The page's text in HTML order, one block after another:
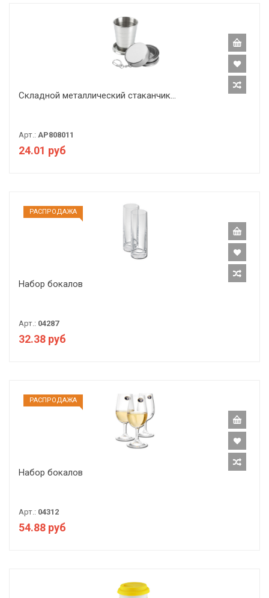
Складной металлический стаканчик...
Арт.: AP808011
24.01 руб
РАCПРОДАЖА
Набор бокалов
Арт.: 04287
32.38 руб
РАCПРОДАЖА
Набор бокалов
Арт.: 04312
54.88 руб